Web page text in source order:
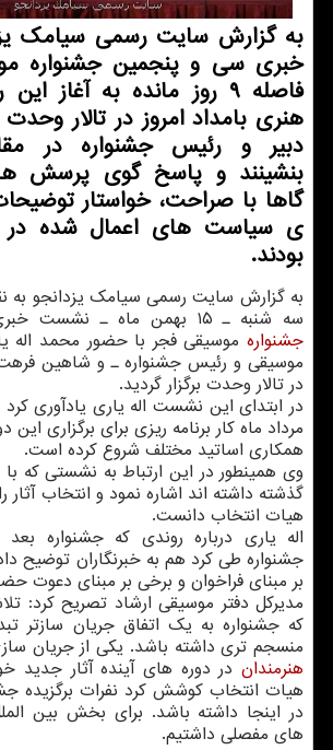
به گزارش سایت رسمی سیامك
خبری سی و پنجمین جشنواره
فاصله ۹ روز مانده به آغاز
هنری بامداد امروز در تالار وحدت
دبیر و رئیس جشنواره در
بنشینند و پاسخ گوی پرسش
گاها با صراحت، خواستار
ی سیاست های اعمال شده در
بودند.
به گزارش سایت رسمی سیامك یزدانجو به
سه شنبه ـ ۱۵ بهمن ماه ـ نشست خبری سی و پنجمین
جشنواره موسیقی فجر با حضور محمد اله
موسیقی و رئیس جشنواره ـ و شاهین فرهت
در تالار وحدت برگزار گردید.
در ابتدای این نشست اله یاری یادآوری
مرداد ماه كار برنامه ریزی برای برگزاری این
همكاری اساتید مختلف شروع كرده است.
وی همینطور در این ارتباط به نشستی كه
گذشته داشته اند اشاره نمود و انتخاب آثار
هیات انتخاب دانست.
اله یاری درباره روندی كه جشنواره بعد
جشنواره طی كرد هم به خبرنگاران توضیح
بر مبنای فراخوان و برخی بر مبنای دعوت
مدیركل دفتر موسیقی ارشاد تصریح كرد:
كه جشنواره به یك اتفاق جریان سازتر
منسجم تری داشته باشد. یكی از جریان
هنرمندان در دوره های آینده آثار جدید
هیات انتخاب كوشش كرد نفرات برگزیده
در اینجا داشته باشد. برای بخش بین
های مفصلی داشتیم.